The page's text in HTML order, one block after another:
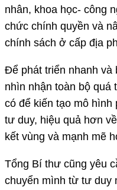
nhân, khoa học- công
chức chính quyền và
chính sách ở cấp địa
Để phát triển nhanh và
nhìn nhận toàn bộ quá
có để kiến tạo mô
tư duy, hiệu quả hơn
kết vùng và mạnh mẽ
Tổng Bí thư cũng yêu
chuyển mình từ tư duy